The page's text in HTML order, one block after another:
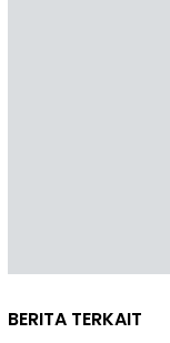
BERITA TERKAIT